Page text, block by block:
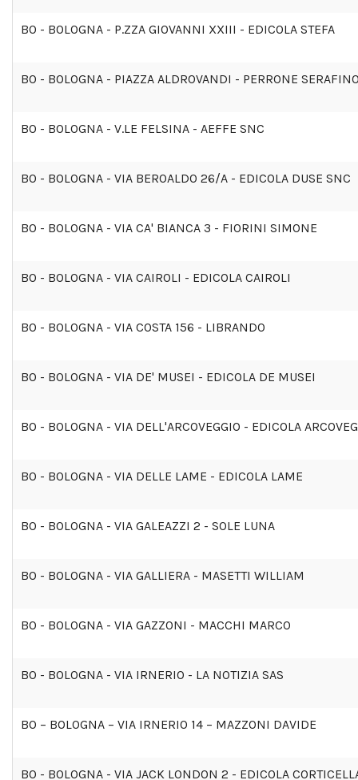
BO - BOLOGNA - P.ZZA GIOVANNI XXIII - EDICOLA STEFA
BO - BOLOGNA - PIAZZA ALDROVANDI - PERRONE
BO - BOLOGNA - V.LE FELSINA - AEFFE SNC
BO - BOLOGNA - VIA BEROALDO 26/A - EDICOLA DUSE SNC
BO - BOLOGNA - VIA CA' BIANCA 3 - FIORINI SIMONE
BO - BOLOGNA - VIA CAIROLI - EDICOLA CAIROLI
BO - BOLOGNA - VIA COSTA 156 - LIBRANDO
BO - BOLOGNA - VIA DE' MUSEI - EDICOLA DE MUSEI
BO - BOLOGNA - VIA DELL'ARCOVEGGIO - EDICOLA
BO - BOLOGNA - VIA DELLE LAME - EDICOLA LAME
BO - BOLOGNA - VIA GALEAZZI 2 - SOLE LUNA
BO - BOLOGNA - VIA GALLIERA - MASETTI WILLIAM
BO - BOLOGNA - VIA GAZZONI - MACCHI MARCO
BO - BOLOGNA - VIA IRNERIO - LA NOTIZIA SAS
BO – BOLOGNA – VIA IRNERIO 14 – MAZZONI DAVIDE
BO - BOLOGNA - VIA JACK LONDON 2 - EDICOLA